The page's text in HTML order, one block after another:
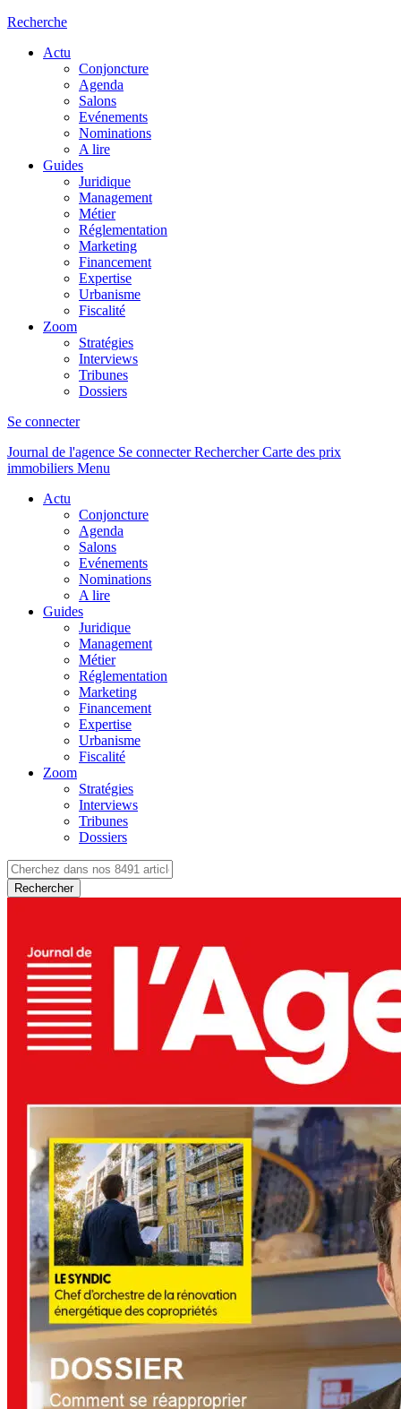
Recherche
Actu
Conjoncture
Agenda
Salons
Evénements
Nominations
A lire
Guides
Juridique
Management
Métier
Réglementation
Marketing
Financement
Expertise
Urbanisme
Fiscalité
Zoom
Stratégies
Interviews
Tribunes
Dossiers
Se connecter
Journal de l'agence Se connecterRechercher Carte des prix
immobiliers Menu
Actu
Conjoncture
Agenda
Salons
Evénements
Nominations
A lire
Guides
Juridique
Management
Métier
Réglementation
Marketing
Financement
Expertise
Urbanisme
Fiscalité
Zoom
Stratégies
Interviews
Tribunes
Dossiers
Rechercher